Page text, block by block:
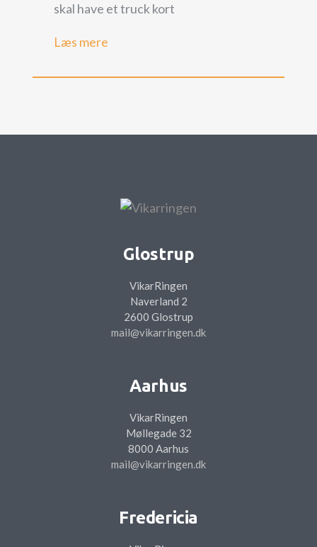
skal have et truck kort
Læs mere
Glostrup
VikarRingen
Naverland 2
2600 Glostrup
mail@vikarringen.dk
Aarhus
VikarRingen
Møllegade 32
8000 Aarhus
mail@vikarringen.dk
Fredericia